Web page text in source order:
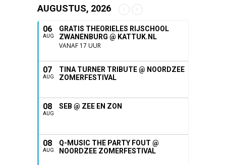
AUGUSTUS, 2026
06
AUG
GRATIS THEORIELES RIJSCHOOL
ZWANENBURG @ KATTUK.NL
VANAF 17 UUR
07
AUG
TINA TURNER TRIBUTE @ NOORDZEE
ZOMERFESTIVAL
08
AUG
SEB @ ZEE EN ZON
08
AUG
Q-MUSIC THE PARTY FOUT @
NOORDZEE ZOMERFESTIVAL